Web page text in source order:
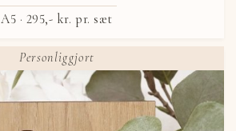
A5 · 295,- kr. pr. sæt
Personliggjort